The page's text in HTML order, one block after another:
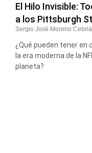
El Hilo Invisible:
a los Pittsburgh
Sergio José Moreno
¿Qué pueden tener en
la era moderna de la
planeta?